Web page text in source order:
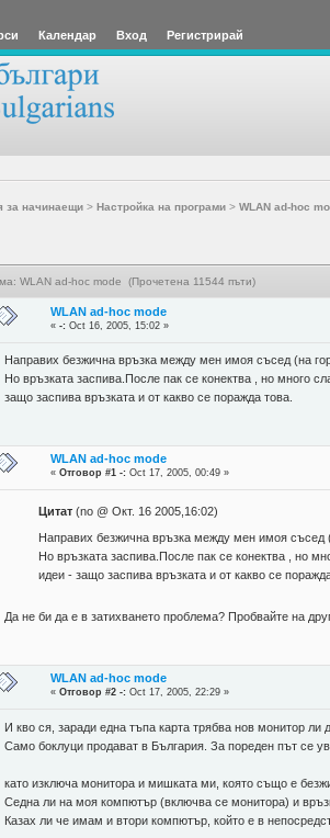
Календар Вход Регистрирай
за начинаещи> Настройка на програми> WLAN ad-hoc
WLAN ad-hoc mode (Прочетена 11544 пъти)
WLAN ad-hoc mode
«-: Oct 16, 2005, 15:02 »
Направих безжична връзка между мен имоя съсед (на
Но връзката заспива.После пак се конектва , но много
защо заспива връзката и от какво се поражда това.
WLAN ad-hoc mode
«Отговор #1 -: Oct 17, 2005, 00:49 »
Цитат(no @ Окт. 16 2005,16:02)
Направих безжична връзка между мен имоя съсед
Но връзката заспива.После пак се конектва , но
идеи - защо заспива връзката и от какво се
Да не би да е в затихването проблема? Пробвайте на
WLAN ad-hoc mode
«Отговор #2 -: Oct 17, 2005, 22:29 »
И кво ся, заради една тъпа карта трябва нов монитор ли
Само боклуци продават в България. За пореден път се
като изключа монитора и мишката ми, която също е
Седна ли на моя компютър (включва се монитора) и
Казах ли че имам и втори компютър, който е в